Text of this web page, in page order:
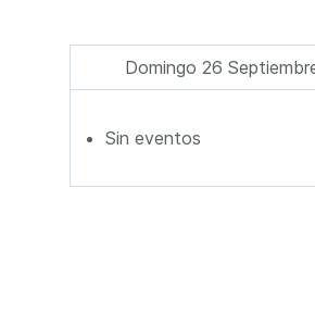
Domingo 26
Sin eventos